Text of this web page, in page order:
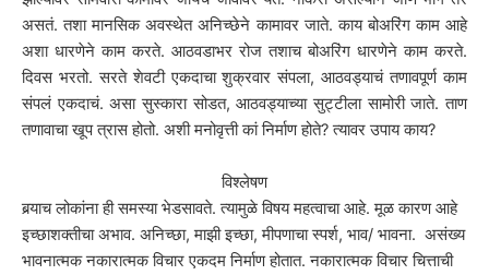
असतं. तशा मानसिक अवस्थेत अनिच्छेने कामावर जाते. काय बोअरिंग काम आहे
अशा धारणेने काम करते. आठवडाभर रोज तशाच बोअरिंग धारणेने काम करते.
दिवस भरतो. सरते शेवटी एकदाचा शुक्रवार संपला, आठवड्याचं तणावपूर्ण काम
संपलं एकदाचं. असा सुस्कारा सोडत, आठवड्याच्या सुट्टीला सामोरी जाते. ताण
तणावाचा खूप त्रास होतो. अशी मनोवृत्ती कां निर्माण होते? त्यावर उपाय काय?
विश्लेषण
बर्‍याच लोकांना ही समस्या भेडसावते. त्यामुळे विषय महत्वाचा आहे.मूळ कारण आहे
इच्छाशक्तीचा अभाव. अनिच्छा, माझी इच्छा, मीपणाचा स्पर्श, भाव/ भावना. असंख्य
भावनात्मक नकारात्मक विचार एकदम निर्माण होतात. नकारात्मक विचार चित्ताची